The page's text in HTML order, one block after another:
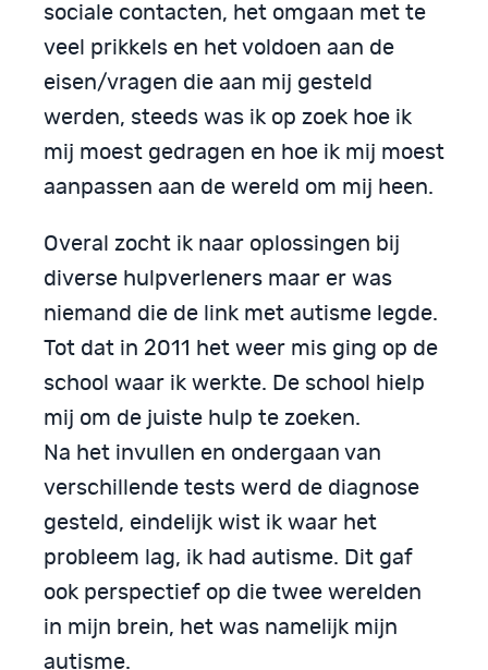
sociale contacten, het omgaan met te
veel prikkels en het voldoen aan de
eisen/vragen die aan mij gesteld
werden, steeds was ik op zoek hoe ik
mij moest gedragen en hoe ik mij moest
aanpassen aan de wereld om mij heen.
Overal zocht ik naar oplossingen bij
diverse hulpverleners maar er was
niemand die de link met autisme legde.
Tot dat in 2011 het weer mis ging op de
school waar ik werkte. De school hielp
mij om de juiste hulp te zoeken.
Na het invullen en ondergaan van
verschillende tests werd de diagnose
gesteld, eindelijk wist ik waar het
probleem lag, ik had autisme. Dit gaf
ook perspectief op die twee werelden
in mijn brein, het was namelijk mijn
autisme.